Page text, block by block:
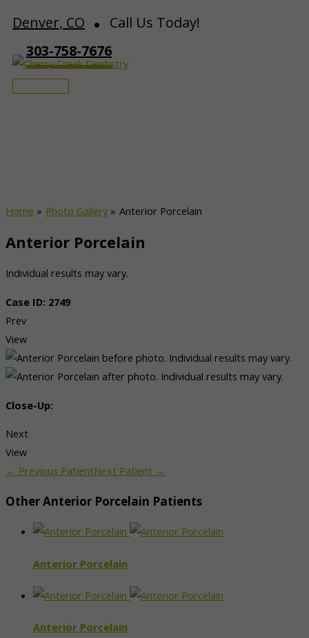
to
content
Denver, CO
Call Us Today!
303-758-7676
Main
Home Photo Gallery Anterior Porcelain
Anterior Porcelain
Individual results may vary.
Case ID: 2749
Prev
View
Close-Up:
Next
View
← Previous PatientNext Patient →
Other Anterior Porcelain Patients
Anterior Porcelain
Anterior Porcelain